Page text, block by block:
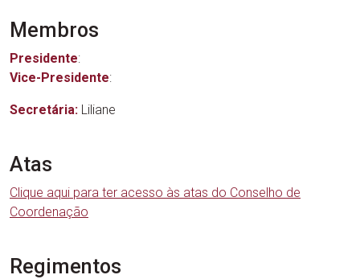
Membros
Presidente:
Vice-Presidente:
Secretária: Liliane
Atas
Clique aqui para ter acesso às atas do Conselho de
Coordenação
Regimentos